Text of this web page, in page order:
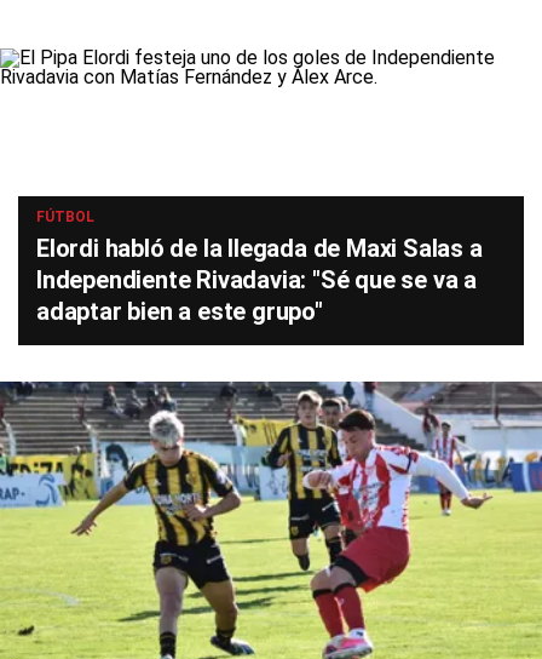
FÚTBOL
Elordi habló de la llegada de Maxi Salas a
Independiente Rivadavia: "Sé que se va a
adaptar bien a este grupo"